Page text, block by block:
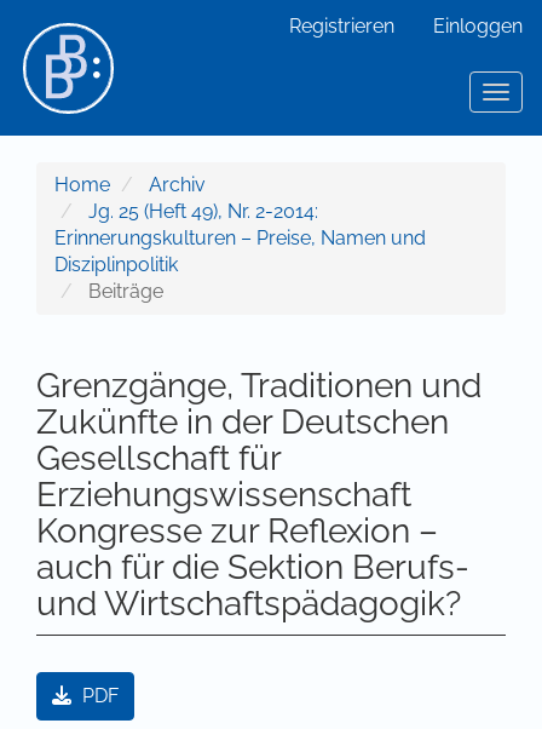
Hauptinhalt
Sidebar
Registrieren Einloggen
Home
Archiv
Jg. 25 (Heft 49), Nr. 2-2014:
Erinnerungskulturen – Preise, Namen und
Disziplinpolitik
Beiträge
Grenzgänge, Traditionen und
Zukünfte in der Deutschen
Gesellschaft für
Erziehungswissenschaft
Kongresse zur Reflexion –
auch für die Sektion Berufs-
und Wirtschaftspädagogik?
Artikel-Sidebar
PDF